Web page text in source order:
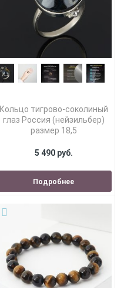
Кольцо тигрово-соколиный
глаз Россия (нейзильбер)
размер 18,5
5 490 руб.
Подробнее